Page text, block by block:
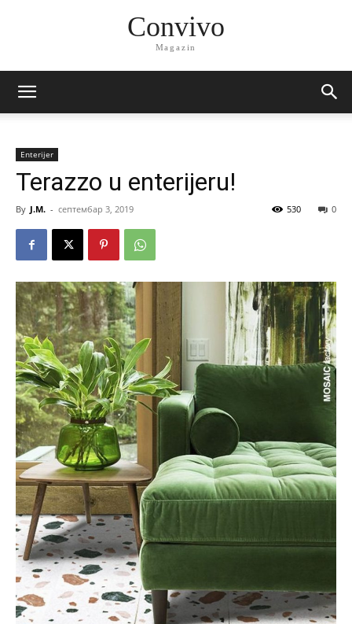
Convivo
Magazin
Enterijer
Terazzo u enterijeru!
By J.M. - септембар 3, 2019 0
530